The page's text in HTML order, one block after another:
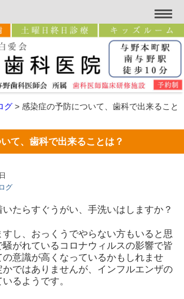
グ > 感染症の予防について、歯科で出来ること
て、歯科で出来ることは？
グ
たらすぐうがい、手洗いはしますか？
し、おっくうでやらない方もいると思
がれているコロナウィルスの影響で皆
の意識が高くなっているかもしれませ
かではありませんが、インフルエンザの
るようです。